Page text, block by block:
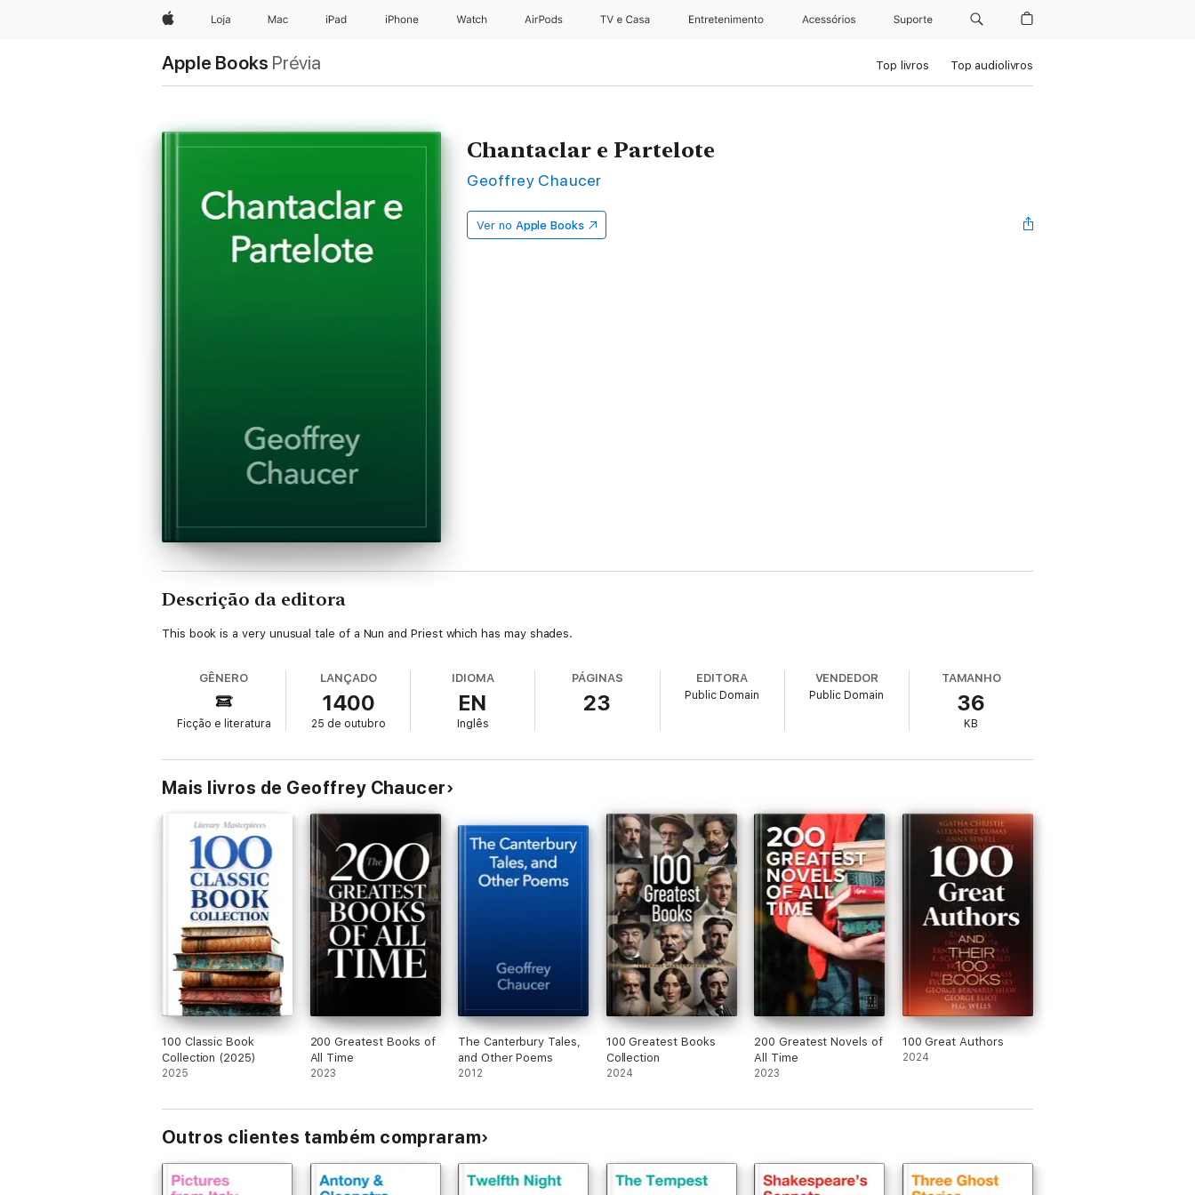
AppleLoja Mac iPad iPhone Apple Watch AirPods TV e Casa Entretenimento Acessórios Suporte
Apple Books Prévia Top livros Top audiolivros
Chantaclar e Partelote
Geoffrey Chaucer
Ver no Apple Books
Descrição da editora
This book is a very unusual tale of a Nun and Priest which has may shades.
GÊNERO
Ficção e literatura
LANÇADO
1400
25 de outubro
IDIOMA
EN
Inglês
PÁGINAS
23
EDITORA
Public Domain
VENDEDOR
Public Domain
TAMANHO
36
KB
Mais livros de Geoffrey Chaucer
100 Classic Book
Collection (2025)
2025
200 Greatest Books of
All Time
2023
The Canterbury Tales,
and Other Poems
2012
100 Greatest Books
Collection
2024
200 Greatest Novels of
All Time
2023
100 Great Authors
2024
Outros clientes também compraram